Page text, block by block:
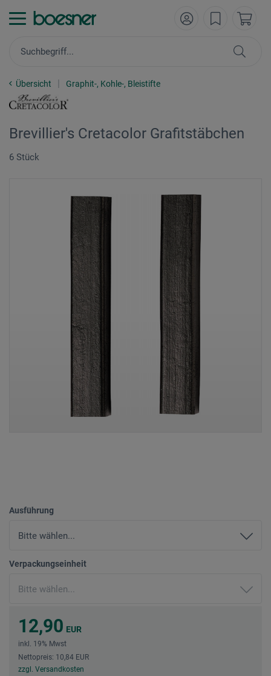
Übersicht Graphit-, Kohle-, Bleistifte
Brevillier's Cretacolor Grafitstäbchen
6 Stück
Ausführung
Verpackungseinheit
12,90 EUR
inkl. 19% Mwst
Nettopreis: 10,84 EUR
zzgl. Versandkosten